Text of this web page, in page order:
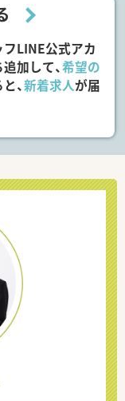
LINE公式アカ
加して、希望の
、新着求人が届